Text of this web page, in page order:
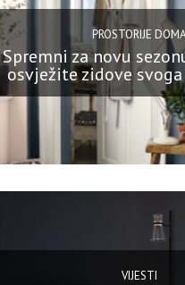
PROSTORIJE
Spremni za novu
osvježite zidove
VIJESTI